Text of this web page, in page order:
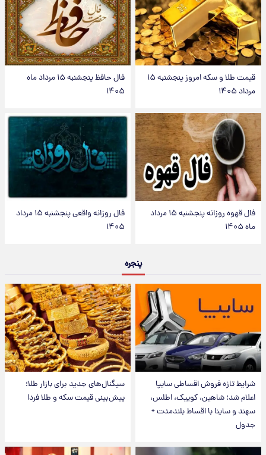
قیمت طلا و سکه امروز پنجشنبه ۱۵
مرداد ۱۴۰۵
فال حافظ پنجشنبه ۱۵ مرداد ماه
۱۴۰۵
فال قهوه روزانه پنجشنبه ۱۵ مرداد
ماه ۱۴۰۵
فال روزانه واقعی پنجشنبه ۱۵ مرداد
۱۴۰۵
پنجره
شرایط تازه فروش اقساطی سایپا
اعلام شد؛ شاهین، کوییک، اطلس،
سهند و ساینا با اقساط بلندمدت +
جدول
سیگنال‌های جدید برای بازار طلا؛
پیش‌بینی قیمت سکه و طلا فردا